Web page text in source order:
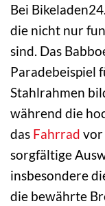
Bei
die nicht nur
sind. Das
Paradebeispiel
Stahlrahmen
während die
das Fahrrad vor
sorgfältige
insbesondere
die bewährte